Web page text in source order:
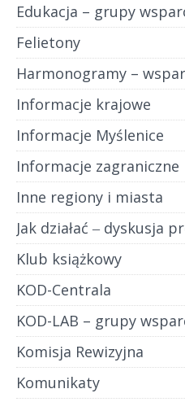
Edukacja – grupy
Felietony
Harmonogramy –
Informacje krajowe
Informacje Myślenice
Informacje zagraniczne
Inne regiony i miasta
Jak działać ‒ dyskusja
Klub książkowy
KOD-Centrala
KOD-LAB – grupy
Komisja Rewizyjna
Komunikaty